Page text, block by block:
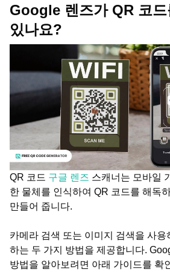
Google 렌즈가 QR 코
있나요?
QR 코드 구글 렌즈 스캐너는 모바일
한 물체를 인식하여 QR 코드를 해독
만들어 줍니다.
카메라 검색 또는 이미지 검색을 사용
하는 두 가지 방법을 제공합니다.
방법을 알아보려면 아래 가이드를 확